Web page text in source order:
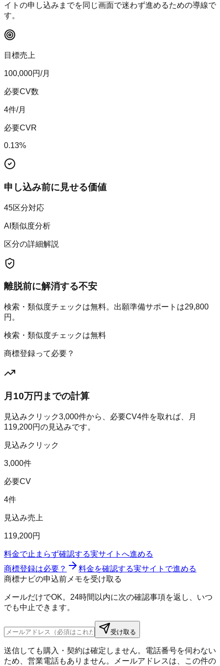
イトの申し込みまでを同じ画面で迷わず進めるための導線で
す。
目標売上
100,000円/月
必要CV数
4件/月
必要CVR
0.13%
申し込み前に見せる価値
45区分対応
AI類似度分析
区分の詳細解説
離脱前に解消する不安
検索・類似度チェックは無料。出願準備サポートは29,800
円。
検索・類似度チェックは無料
商標登録って必要？
月10万円までの計算
見込みクリック3,000件から、必要CV4件を取れば、月
119,200円の見込みです。
見込みクリック
3,000件
必要CV
4件
見込み売上
119,200円
料金で止まらず確認する実サイトへ進める
商標登録は必要？
料金を確認する実サイトで進める
商標ナビの申込前メモを受け取る
メールだけでOK。24時間以内に次の確認事項を返し、いつ
でも中止できます。
受け取る
送信しても購入・契約は確定しません。電話番号を伺わない
ため、営業電話もありません。メールアドレスは、この件の